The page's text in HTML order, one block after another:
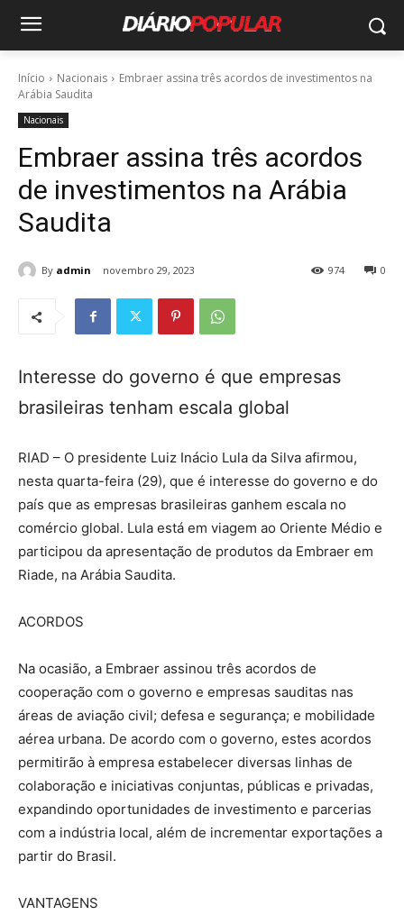
Início Nacionais
Embraer assina três acordos de investimentos na
Arábia Saudita
Nacionais
Embraer assina três acordos
de investimentos na Arábia
Saudita
By admin novembro 29, 2023 0
974
Interesse do governo é que empresas
brasileiras tenham escala global
RIAD – O presidente Luiz Inácio Lula da Silva afirmou,
nesta quarta-feira (29), que é interesse do governo e do
país que as empresas brasileiras ganhem escala no
comércio global. Lula está em viagem ao Oriente Médio e
participou da apresentação de produtos da Embraer em
Riade, na Arábia Saudita.
ACORDOS
Na ocasião, a Embraer assinou três acordos de
cooperação com o governo e empresas sauditas nas
áreas de aviação civil; defesa e segurança; e mobilidade
aérea urbana. De acordo com o governo, estes acordos
permitirão à empresa estabelecer diversas linhas de
colaboração e iniciativas conjuntas, públicas e privadas,
expandindo oportunidades de investimento e parcerias
com a indústria local, além de incrementar exportações a
partir do Brasil.
VANTAGENS